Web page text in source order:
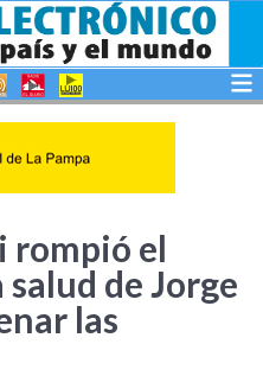
rompió el
de Jorge
las